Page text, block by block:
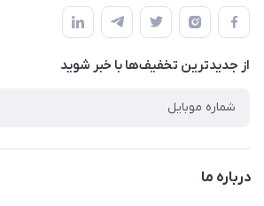
پلیس امنیت .پلاک 150 (🚷 فروش فقط به صورت آنلاین)
ناشران همکار
نویسندگان و مترجمان
کافه دیجی کتاب
جستجو در سایت
راهنما
پیگیری سفارشات
رهگیری مرسولات پستی
ارسال تیکت پشتیبانی
از جدید‌ترین تخفیف‌ها با‌ خبر شوید
درباره ما